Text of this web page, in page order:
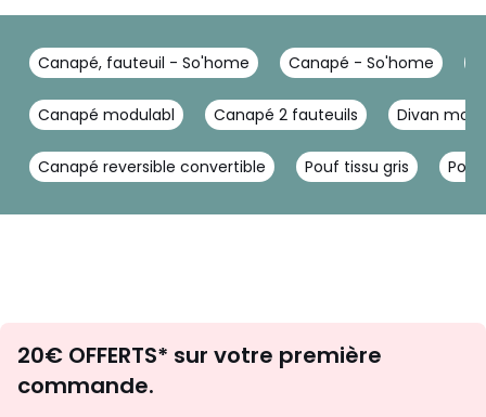
Canapé, fauteuil - So'home Canapé - So'home
Canapé modulabl Canapé 2 fauteuils Divan
Canapé reversible convertible Pouf tissu gris
d'inspirations
20€ OFFERTS* sur votre première
commande.